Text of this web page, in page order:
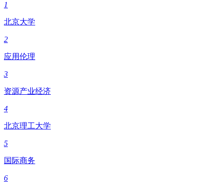
1
北京大学
2
应用伦理
3
资源产业经济
4
北京理工大学
5
国际商务
6